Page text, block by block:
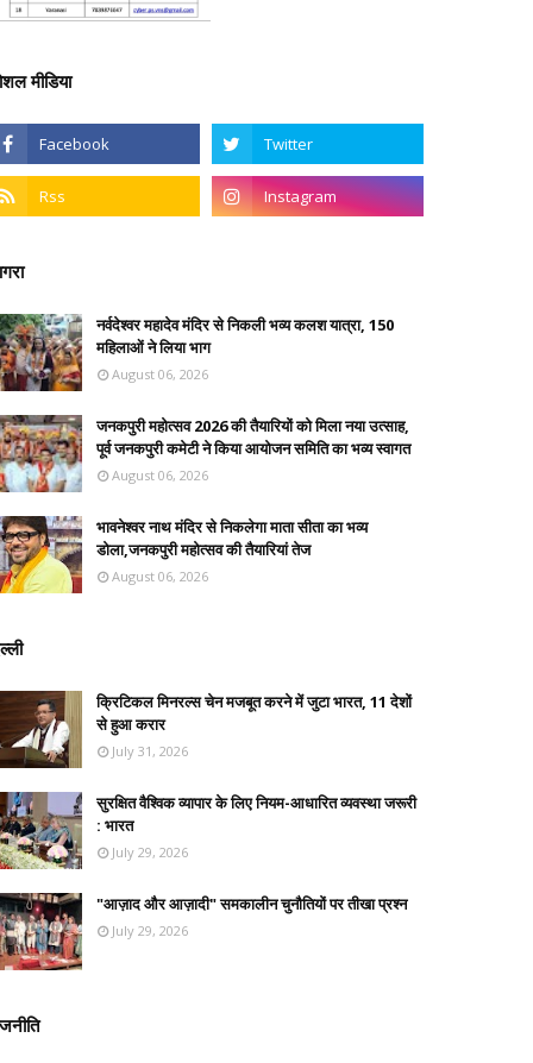
मीडिया
नर्वदेश्वर महादेव मंदिर से निकली भव्य कलश यात्रा, 150
महिलाओं ने लिया भाग
August 06, 2026
जनकपुरी महोत्सव 2026 की तैयारियों को मिला नया उत्साह,
पूर्व जनकपुरी कमेटी ने किया आयोजन समिति का भव्य स्वागत
August 06, 2026
भावनेश्वर नाथ मंदिर से निकलेगा माता सीता का भव्य
डोला,जनकपुरी महोत्सव की तैयारियां तेज
August 06, 2026
क्रिटिकल मिनरल्स चेन मजबूत करने में जुटा भारत, 11 देशों
से हुआ करार
July 31, 2026
सुरक्षित वैश्विक व्यापार के लिए नियम-आधारित व्यवस्था जरूरी
: भारत
July 29, 2026
"आज़ाद और आज़ादी" समकालीन चुनौतियों पर तीखा प्रश्न
July 29, 2026